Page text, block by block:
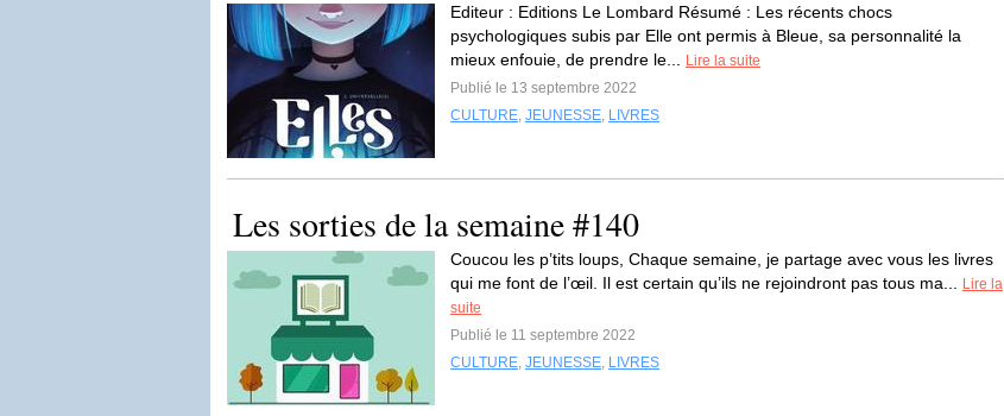
Editeur : Editions Le Lombard Résumé : Les récents chocs
psychologiques subis par Elle ont permis à Bleue, sa personnalité la
mieux enfouie, de prendre le...
Lire la suite
Publié le 13 septembre 2022
CULTURE, JEUNESSE, LIVRES
Les sorties de la semaine #140
Coucou les p’tits loups, Chaque semaine, je partage avec vous les livres
qui me font de l’œil. Il est certain qu’ils ne rejoindront pas tous ma...
Lire la
suite
Publié le 11 septembre 2022
CULTURE, JEUNESSE, LIVRES